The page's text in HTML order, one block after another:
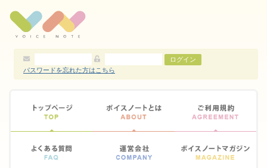
ログイン
パスワードを忘れた方はこちら